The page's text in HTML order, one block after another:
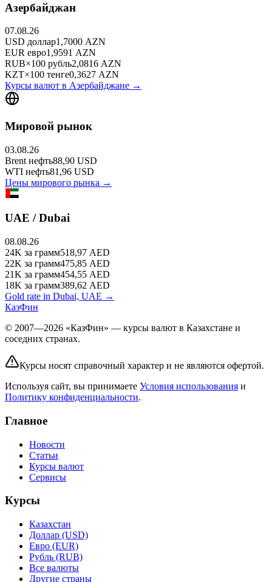
Азербайджан
07.08.26
USD доллар1,7000 AZN
EUR евро1,9591 AZN
RUB×100 рубль2,0816 AZN
KZT×100 тенге0,3627 AZN
Курсы валют в Азербайджане →
Мировой рынок
03.08.26
Brent нефть88,90 USD
WTI нефть81,96 USD
Цены мирового рынка →
UAE / Dubai
08.08.26
24K за грамм518,97 AED
22K за грамм475,85 AED
21K за грамм454,55 AED
18K за грамм389,62 AED
Gold rate in Dubai, UAE →
КазФин
© 2007—2026 «КазФин» — курсы валют в Казахстане и
соседних странах.
Курсы носят справочный характер и не являются офертой.
Используя сайт, вы принимаете Условия использования и
Политику конфиденциальности.
Главное
Новости
Статьи
Курсы валют
Сервисы
Курсы
Казахстан
Доллар (USD)
Евро (EUR)
Рубль (RUB)
Все валюты
Другие страны